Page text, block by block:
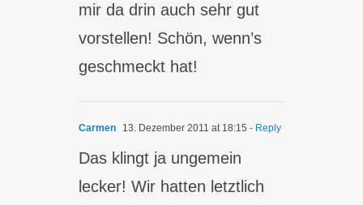
mir da drin auch sehr gut
vorstellen! Schön, wenn’s
geschmeckt hat!
Carmen 13. Dezember 2011 at 18:15 - Reply
Das klingt ja ungemein
lecker! Wir hatten letztlich